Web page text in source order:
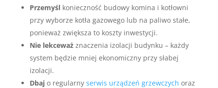
Przemyślkonieczność budowy komina i kotłowni
przy wyborze kotła gazowego lub na paliwo stałe,
ponieważ zwiększa to koszty inwestycji.
Nie lekceważznaczenia izolacji budynku – każdy
system będzie mniej ekonomiczny przy słabej
izolacji.
Dbajo regularny serwis urządzeń grzewczych oraz